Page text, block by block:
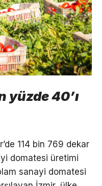
yüzde 40’ı
114 bin 769 dekar
domatesi üretimi
sanayi domatesi